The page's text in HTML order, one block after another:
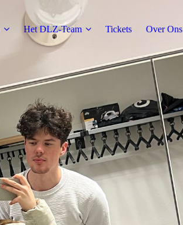
Het DLZ-Team Tickets Over Ons